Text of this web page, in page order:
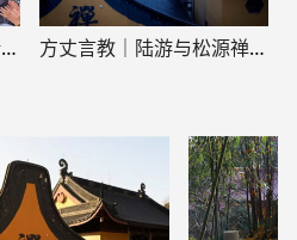
新闻｜光泉法师应邀为浙江省第二届宗教界“双通”人才研修班作专题讲座
方丈言教｜陆游与松源禅师的交往